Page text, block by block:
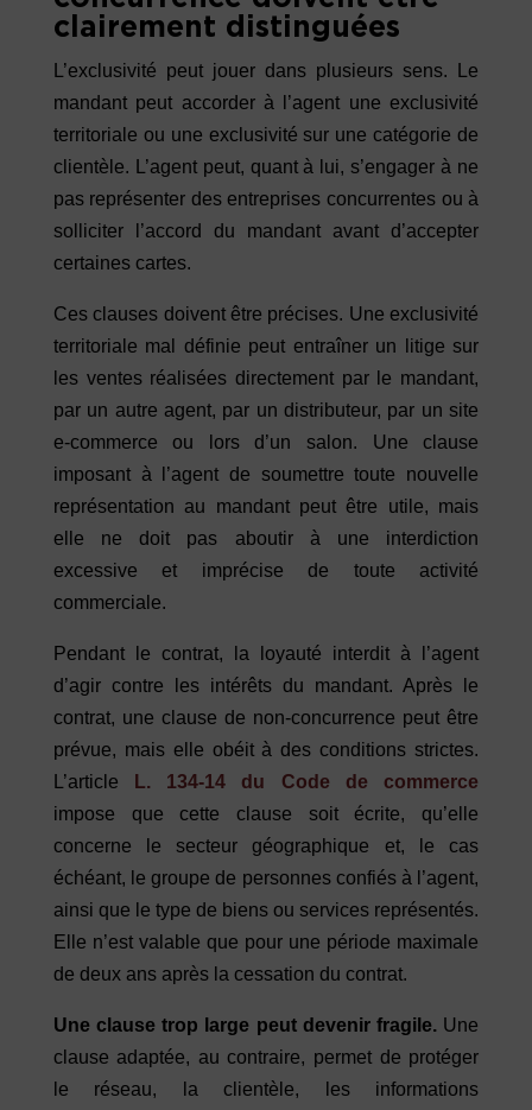
clairement distinguées
L’exclusivité peut jouer dans plusieurs sens. Le
mandant peut accorder à l’agent une exclusivité
territoriale ou une exclusivité sur une catégorie de
clientèle. L’agent peut, quant à lui, s’engager à ne
pas représenter des entreprises concurrentes ou à
solliciter l’accord du mandant avant d’accepter
certaines cartes.
Ces clauses doivent être précises. Une exclusivité
territoriale mal définie peut entraîner un litige sur
les ventes réalisées directement par le mandant,
par un autre agent, par un distributeur, par un site
e-commerce ou lors d’un salon. Une clause
imposant à l’agent de soumettre toute nouvelle
représentation au mandant peut être utile, mais
elle ne doit pas aboutir à une interdiction
excessive et imprécise de toute activité
commerciale.
Pendant le contrat, la loyauté interdit à l’agent
d’agir contre les intérêts du mandant. Après le
contrat, une clause de non-concurrence peut être
prévue, mais elle obéit à des conditions strictes.
L’article
L. 134-14 du Code de commerce
impose que cette clause soit écrite, qu’elle
concerne le secteur géographique et, le cas
échéant, le groupe de personnes confiés à l’agent,
ainsi que le type de biens ou services représentés.
Elle n’est valable que pour une période maximale
de deux ans après la cessation du contrat.
Une clause trop large peut devenir fragile. Une
clause adaptée, au contraire, permet de protéger
le réseau, la clientèle, les informations